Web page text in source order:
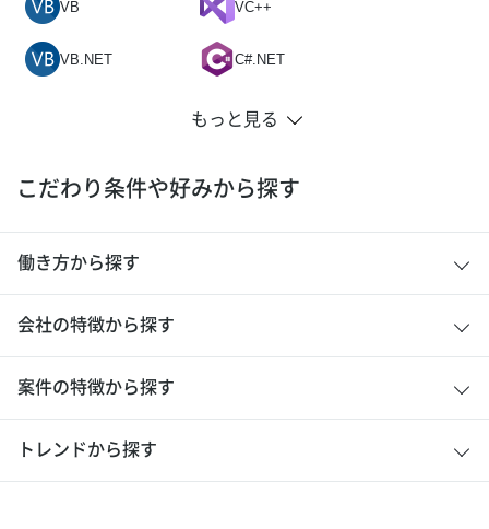
VB VC++
VB.NET C#.NET
こだわり条件や好みから探す
働き方から探す
会社の特徴から探す
案件の特徴から探す
トレンドから探す